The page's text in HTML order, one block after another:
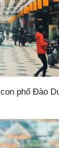
phố Đào